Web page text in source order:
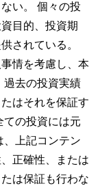
い。 個々の投
目的、投資期
されている。
情を考慮し、本
過去の投資実績
はそれを保証す
ての投資には元
上記コンテン
正確性、または
は保証も行わな